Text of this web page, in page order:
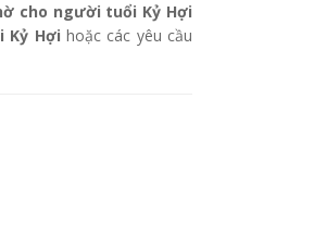
cho người tuổi Kỷ Hợi
Kỷ Hợi hoặc các yêu cầu